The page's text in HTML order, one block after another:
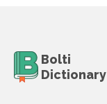
Bolti
Dictionary